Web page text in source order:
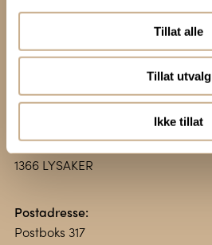
Tillat alle
Tillat utvalg
Ikke tillat
+47 67 51 86 00
ortomedic@ortomedic.no
Vollsveien 13 E
1366 LYSAKER
Postadresse:
Postboks 317